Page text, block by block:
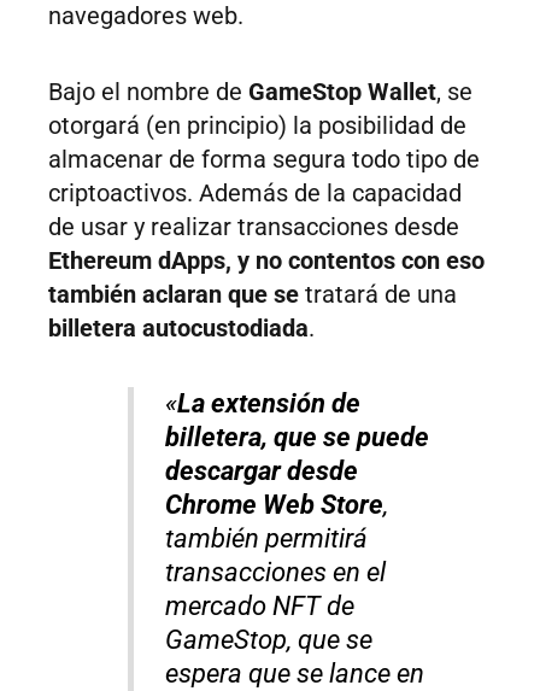
navegadores web.
Bajo el nombre de GameStop Wallet, se
otorgará (en principio) la posibilidad de
almacenar de forma segura todo tipo de
criptoactivos. Además de la capacidad
de usar y realizar transacciones desde
Ethereum dApps, y no contentos con eso
también aclaran que se tratará de una
billetera autocustodiada.
«La extensión de
billetera, que se puede
descargar desde
Chrome Web Store,
también permitirá
transacciones en el
mercado NFT de
GameStop, que se
espera que se lance en